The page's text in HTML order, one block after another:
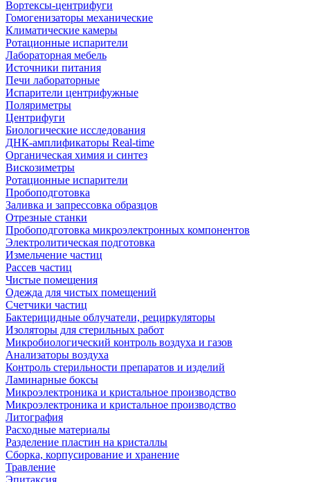
Вортексы-центрифуги
Гомогенизаторы механические
Климатические камеры
Ротационные испарители
Лабораторная мебель
Источники питания
Печи лабораторные
Испарители центрифужные
Поляриметры
Центрифуги
Биологические исследования
ДНК-амплификаторы Real-time
Органическая химия и синтез
Вискозиметры
Ротационные испарители
Пробоподготовка
Заливка и запрессовка образцов
Отрезные станки
Пробоподготовка микроэлектронных компонентов
Электролитическая подготовка
Измельчение частиц
Рассев частиц
Чистые помещения
Одежда для чистых помещений
Счетчики частиц
Бактерицидные облучатели, рециркуляторы
Изоляторы для стерильных работ
Микробиологический контроль воздуха и газов
Анализаторы воздуха
Контроль стерильности препаратов и изделий
Ламинарные боксы
Микроэлектроника и кристальное производство
Микроэлектроника и кристальное производство
Литография
Расходные материалы
Разделение пластин на кристаллы
Сборка, корпусирование и хранение
Травление
Эпитаксия